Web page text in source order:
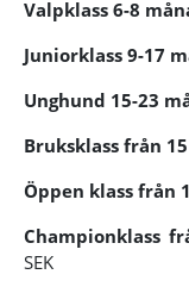
Valpklass 6-8
Juniorklass 9-17
Unghund 15-23
Bruksklass från
Öppen klass från
Championklass
SEK